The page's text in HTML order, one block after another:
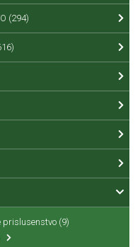
(294)
prislusenstvo (9)